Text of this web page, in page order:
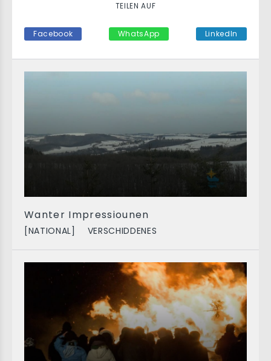
Wanter Impressiounen
[NATIONAL] VERSCHIDDENES
TEILEN AUF
Facebook WhatsApp LinkedIn